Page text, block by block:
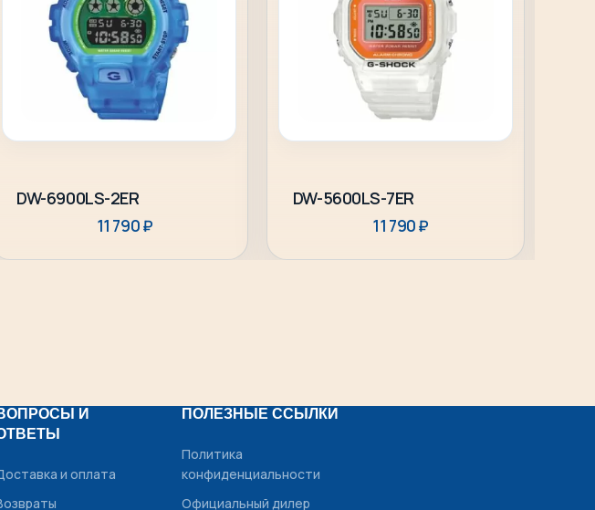
Подробнее
DW-6900LS-2ER
11 790₽
Подробнее
DW-5600LS-7ER
11 790₽
И
и оплата
ПОЛЕЗНЫЕ ССЫЛКИ
Политика
конфиденциальности
Официальный дилер